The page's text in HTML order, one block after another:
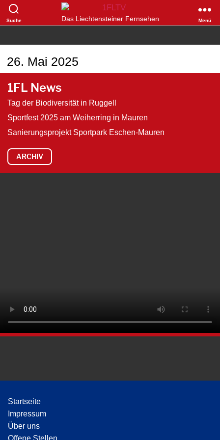
Suche 1FLTV
Das Liechtensteiner Fernsehen Menü
26. Mai 2025
1FL News
Tag der Biodiversität in Ruggell
Sportfest 2025 am Weiherring in Mauren
Sanierungsprojekt Sportpark Eschen-Mauren
ARCHIV
Startseite
Impressum
Über uns
Offene Stellen